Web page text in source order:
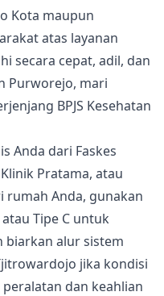
Kota maupun
atas layanan
secara cepat, adil, dan
Purworejo, mari
BPJS Kesehatan
Anda dari Faskes
Pratama, atau
rumah Anda, gunakan
Tipe C untuk
biarkan alur sistem
jika kondisi
dan keahlian